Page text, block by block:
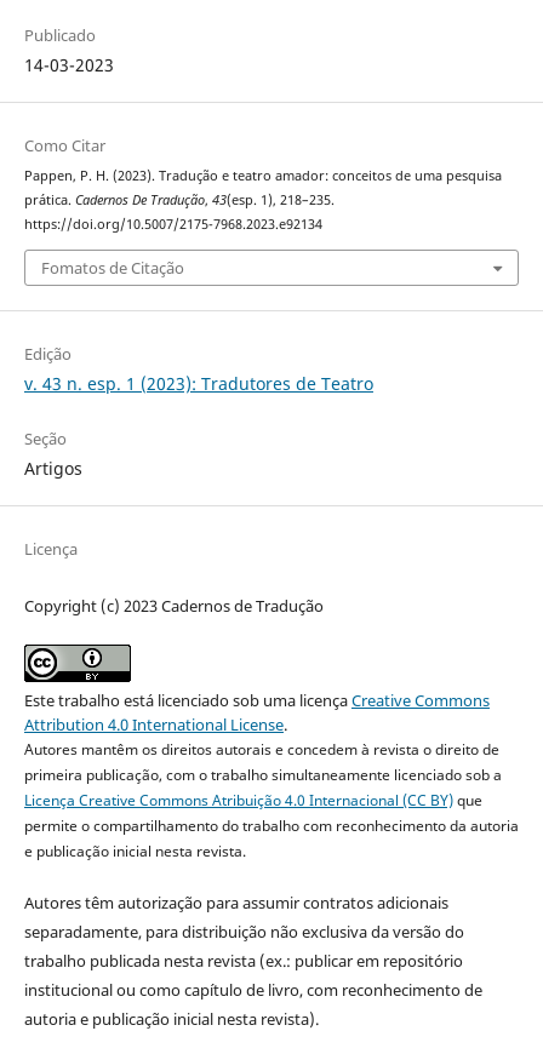
Publicado
14-03-2023
Como Citar
Pappen, P. H. (2023). Tradução e teatro amador: conceitos de uma pesquisa
prática. Cadernos De Tradução, 43(esp. 1), 218–235.
https://doi.org/10.5007/2175-7968.2023.e92134
Fomatos de Citação
Edição
v. 43 n. esp. 1 (2023): Tradutores de Teatro
Seção
Artigos
Licença
Copyright (c) 2023 Cadernos de Tradução
Este trabalho está licenciado sob uma licençaCreative Commons
Attribution 4.0 International License.
Autores mantêm os direitos autorais e concedem à revista o direito de
primeira publicação, com o trabalho simultaneamente licenciado sob a
Licença Creative Commons Atribuição 4.0 Internacional (CC BY)que
permite o compartilhamento do trabalho com reconhecimento da autoria
e publicação inicial nesta revista.
Autores têm autorização para assumir contratos adicionais
separadamente, para distribuição não exclusiva da versão do
trabalho publicada nesta revista (ex.: publicar em repositório
institucional ou como capítulo de livro, com reconhecimento de
autoria e publicação inicial nesta revista).